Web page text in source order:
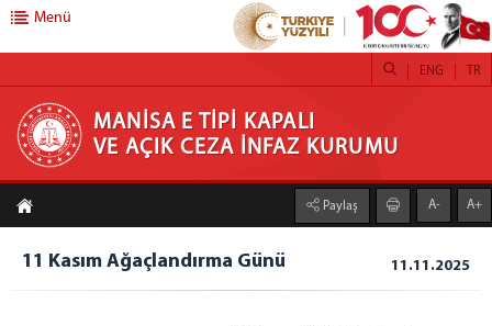
MANİSA E TİPİ KAPALI VE AÇIK CEZA İNFAZ
KURUMU
ANASAYFA
KURUMUMUZ
KURUM HAKKINDA
Menü
MANİSA E TİPİ KAPALI
VE AÇIK CEZA İNFAZ KURUMU
TR
ENG
Paylaş A- A+
11 Kasım Ağaçlandırma Günü 11.11.2025